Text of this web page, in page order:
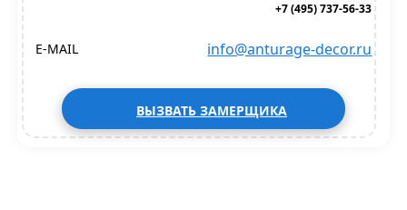
+7 (495) 737-56-33
E-MAIL info@anturage-decor.ru
ВЫЗВАТЬ ЗАМЕРЩИКА